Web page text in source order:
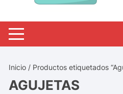
Inicio / Productos etiquetados
AGUJETAS